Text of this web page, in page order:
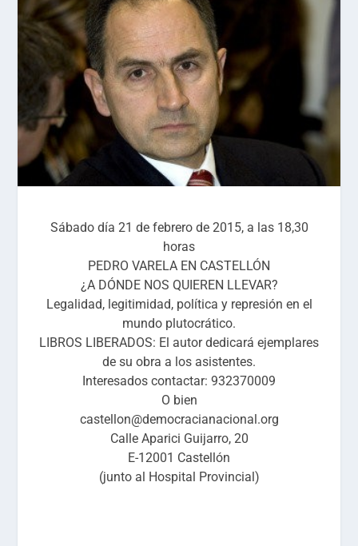
Sábado día 21 de febrero de 2015, a las 18,30
horas
PEDRO VARELA EN CASTELLÓN
¿A DÓNDE NOS QUIEREN LLEVAR?
Legalidad, legitimidad, política y represión en el
mundo plutocrático.
LIBROS LIBERADOS: El autor dedicará ejemplares
de su obra a los asistentes.
Interesados contactar: 932370009
O bien
castellon@democracianacional.org
Calle Aparici Guijarro, 20
E-12001 Castellón
(junto al Hospital Provincial)